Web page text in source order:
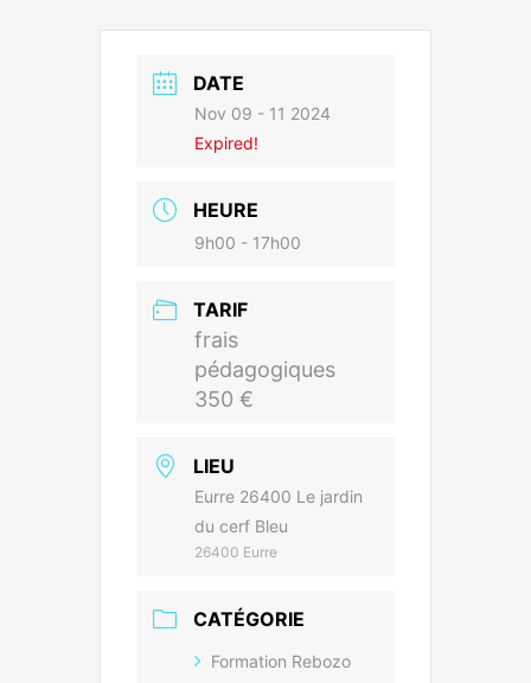
DATE
Nov 09 - 11 2024
Expired!
HEURE
9h00 - 17h00
TARIF
frais
pédagogiques
350 €
LIEU
Eurre 26400 Le jardin
du cerf Bleu
26400 Eurre
CATÉGORIE
Formation Rebozo